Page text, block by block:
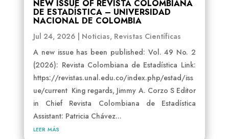
NEW ISSUE OF REVISTA COLOMBIANA
DE ESTADÍSTICA – UNIVERSIDAD
NACIONAL DE COLOMBIA
Jul 24, 2026 | Noticias, Revistas Científicas
A new issue has been published: Vol. 49 No. 2
(2026): Revista Colombiana de Estadística Link:
https://revistas.unal.edu.co/index.php/estad/iss
ue/current King regards, Jimmy A. Corzo S Editor
in Chief Revista Colombiana de Estadística
Assistant: Patricia Chávez...
leer más